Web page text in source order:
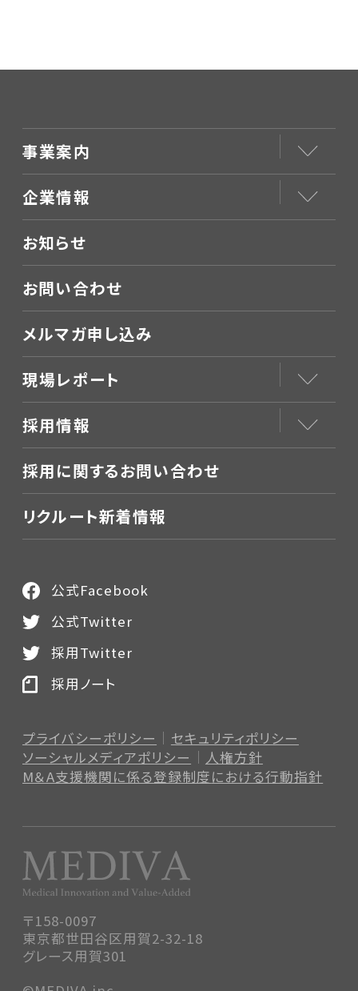
事業案内
企業情報
お知らせ
お問い合わせ
メルマガ申し込み
現場レポート
採用情報
採用に関するお問い合わせ
リクルート新着情報
〒158-0097
東京都世田谷区用賀2-32-18
グレース用賀301
プライバシーポリシー
セキュリティポリシー
ソーシャルメディアポリシー
人権方針
M＆A支援機関に係る登録制度における行動指針
公式Facebook
公式Twitter
採用Twitter
採用ノート